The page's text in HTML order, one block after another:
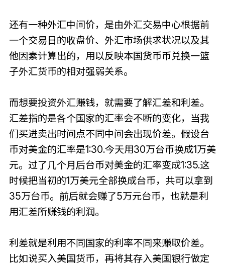
还有一种外汇中间价，是由外汇交易中心根据前
一个交易日的收盘价、外汇市场供求状况以及其
他因素计算出的，用以反映本国货币币兑换一篮
子外汇货币的相对强弱关系。
而想要投资外汇赚钱，就需要了解汇差和利差。
汇差指的是各个国家的汇率会不断的变化，当我
们买进卖出时间点不同中间会出现价差。假设台
币对美金的汇率是1:30.今天用30万台币换成1万美
元。过了几个月后台币对美金的汇率变成1:35.这
时候把当初的1万美元全部换成台币，共可以拿到
35万台币。前后就会赚了5万元台币，也就是利
用汇差所赚钱的利润。
利差就是利用不同国家的利率不同来赚取价差。
比如说买入美国货币，再将其存入美国银行做定